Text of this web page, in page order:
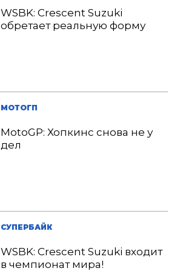
WSBK: Crescent Suzuki
обретает реальную форму
МОТОГП
MotoGP: Хопкинс снова не у
дел
СУПЕРБАЙК
WSBK: Crescent Suzuki входит
в чемпионат мира!